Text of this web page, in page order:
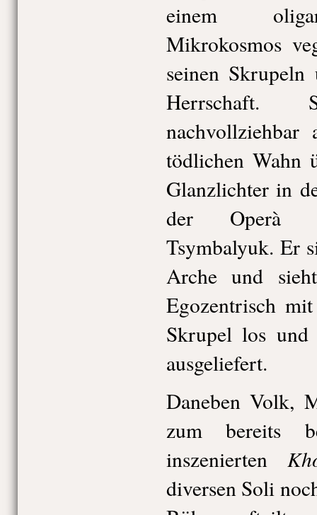
einem
Mikrokosmos
seinen
Herrschaft.
tödlichen Wahn
Glanzlichter in
der Operà
Tsymbalyuk. Er
Arche und
Egozentrisch
Skrupel los
ausgeliefert.
Daneben Volk,
zum bereits
inszenierten
diversen Soli